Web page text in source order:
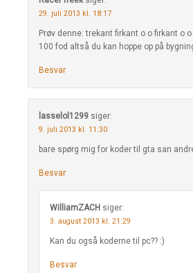
29. juli 2013 kl. 18:17
Prøv denne: trekant firkant o o firkant o
100 fod altså du kan hoppe op på
Besvar
lasselol1299 siger:
9. juli 2013 kl. 11:30
bare spørg mig for koder til gta san
Besvar
WilliamZACH siger:
3. august 2013 kl. 21:29
Kan du også koderne til pc?? :)
Besvar